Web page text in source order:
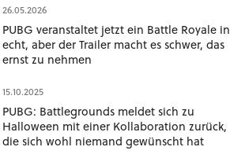
26.05.2026
PUBG veranstaltet jetzt ein Battle Royale in
echt, aber der Trailer macht es schwer, das
ernst zu nehmen
15.10.2025
PUBG: Battlegrounds meldet sich zu
Halloween mit einer Kollaboration zurück,
die sich wohl niemand gewünscht hat